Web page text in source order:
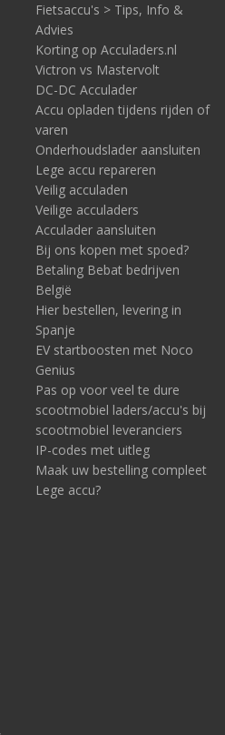
Fietsaccu's > Tips, Info &
Advies
Korting op Acculaders.nl
Victron vs Mastervolt
DC-DC Acculader
Accu opladen tijdens rijden of
varen
Onderhoudslader aansluiten
Lege accu repareren
Veilig acculaden
Veilige acculaders
Acculader aansluiten
Bij ons kopen met spoed?
Betaling Bebat bedrijven
België
Hier bestellen, levering in
Spanje
EV startboosten met Noco
Genius
Pas op voor veel te dure
scootmobiel laders/accu's bij
scootmobiel leveranciers
IP-codes met uitleg
Maak uw bestelling compleet
Lege accu?